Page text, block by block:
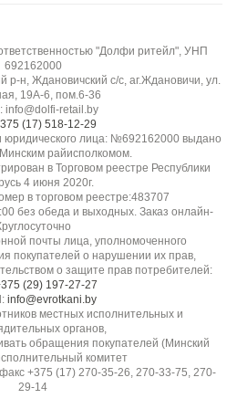
"Долфи ритейл", УНП
692162000
р-н, Ждановичский с/с, аг.Ждановичи, ул.
19А-6, пом.6-36
info@dolfi-retail.by
(17) 518-12-29
юридического лица: №692162000 выдано
райисполкомом.
в Торговом реестре Республики
4 июня 2020г.
в торговом реестре:483707
без обеда и выходных. Заказ онлайн-
почты лица, уполномоченного
покупателей о нарушении их прав,
о защите прав потребителей:
(29) 197-27-27
info@evrotkani.by
местных исполнительных и
органов,
обращения покупателей (Минский
комитет
+375 (17) 270-35-26, 270-33-75, 270-
29-14